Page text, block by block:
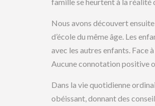
Nous avons découvert
d’école du même âge. Les
avec les autres enfants. Face
Aucune connotation positive
Dans la vie quotidienne
obéissant, donnant des